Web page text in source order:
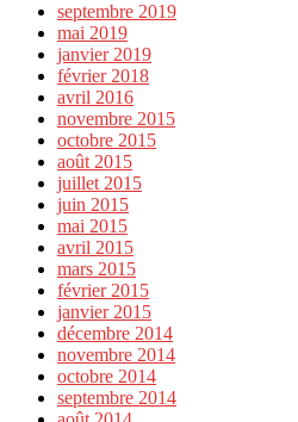
septembre 2019
mai 2019
janvier 2019
février 2018
avril 2016
novembre 2015
octobre 2015
août 2015
juillet 2015
juin 2015
mai 2015
avril 2015
mars 2015
février 2015
janvier 2015
décembre 2014
novembre 2014
octobre 2014
septembre 2014